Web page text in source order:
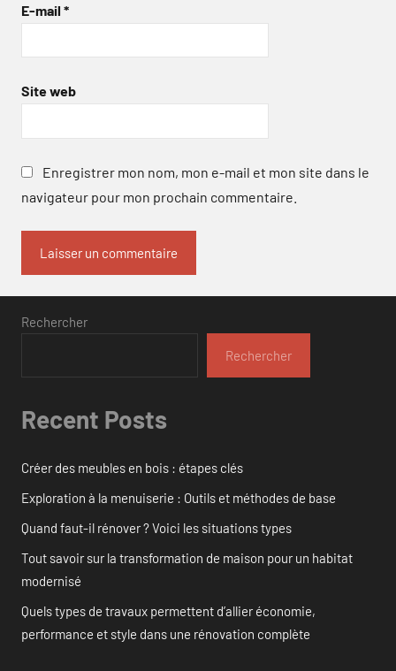
E-mail *
Site web
Enregistrer mon nom, mon e-mail et mon site dans le
navigateur pour mon prochain commentaire.
Rechercher
Rechercher
Recent Posts
Créer des meubles en bois : étapes clés
Exploration à la menuiserie : Outils et méthodes de base
Quand faut-il rénover ? Voici les situations types
Tout savoir sur la transformation de maison pour un habitat
modernisé
Quels types de travaux permettent d’allier économie,
performance et style dans une rénovation complète